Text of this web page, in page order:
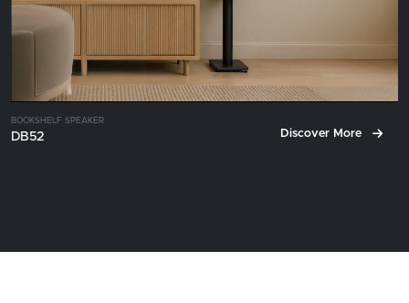
BOOKSHELF SPEAKER
DB52 Discover More